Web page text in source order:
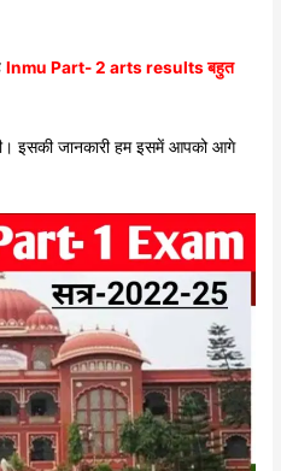
lnmu Part- 2 arts results बहुत
इसकी जानकारी हम इसमें आपको आगे